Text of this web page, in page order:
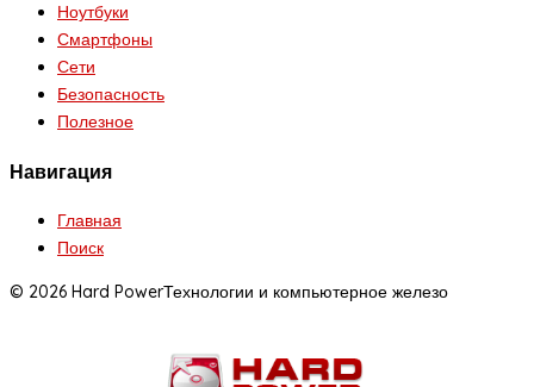
Ноутбуки
Смартфоны
Сети
Безопасность
Полезное
Навигация
Главная
Поиск
© 2026 Hard PowerТехнологии и компьютерное железо